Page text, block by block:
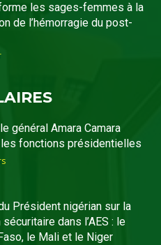
les sages-femmes à la
de l’hémorragie du post-
général Amara Camara
fonctions présidentielles
Président nigérian sur la
dans l’AES : le
le Mali et le Niger